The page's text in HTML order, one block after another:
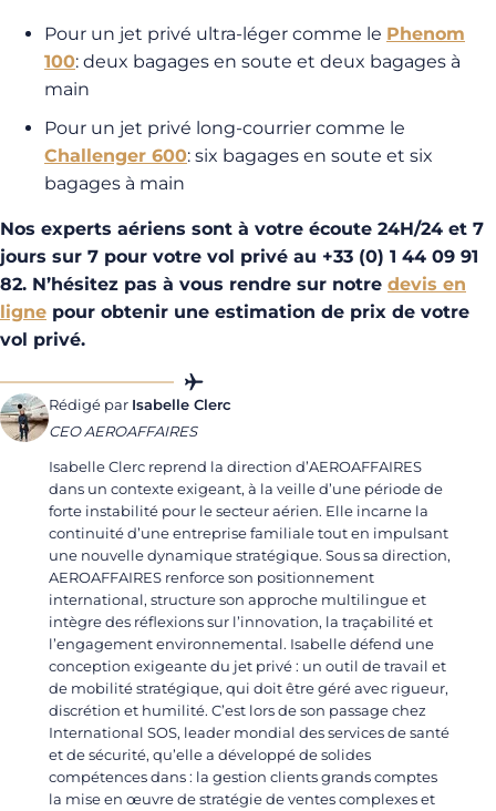
Pour un jet privé ultra-léger comme le Phenom
100: deux bagages en soute et deux bagages à
main
Pour un jet privé long-courrier comme le
Challenger 600: six bagages en soute et six
bagages à main
Nos experts aériens sont à votre écoute 24H/24 et 7
jours sur 7 pour votre vol privé au +33 (0) 1 44 09 91
82. N’hésitez pas à vous rendre sur notre devis en
ligne pour obtenir une estimation de prix de votre
vol privé.
Rédigé par Isabelle Clerc
CEO AEROAFFAIRES
Isabelle Clerc reprend la direction d’AEROAFFAIRES
dans un contexte exigeant, à la veille d’une période de
forte instabilité pour le secteur aérien. Elle incarne la
continuité d’une entreprise familiale tout en impulsant
une nouvelle dynamique stratégique. Sous sa direction,
AEROAFFAIRES renforce son positionnement
international, structure son approche multilingue et
intègre des réflexions sur l’innovation, la traçabilité et
l’engagement environnemental. Isabelle défend une
conception exigeante du jet privé : un outil de travail et
de mobilité stratégique, qui doit être géré avec rigueur,
discrétion et humilité. C’est lors de son passage chez
International SOS, leader mondial des services de santé
et de sécurité, qu’elle a développé de solides
compétences dans : la gestion clients grands comptes
la mise en œuvre de stratégie de ventes complexes et